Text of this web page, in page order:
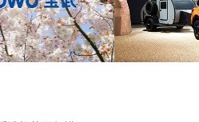
博朋克三维弹球机》产品宣传项目提供
音乐版权